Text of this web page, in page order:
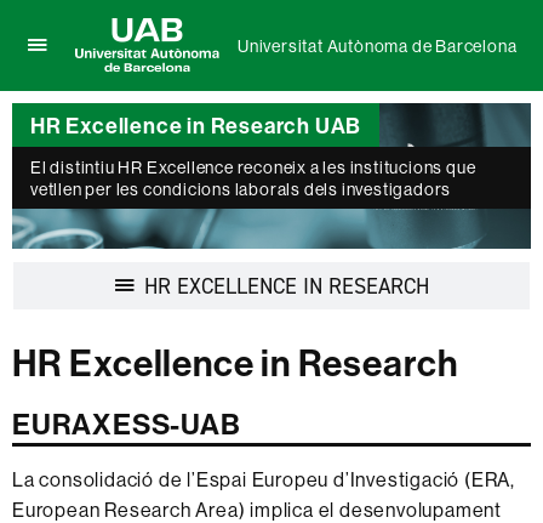
per
desplegar
el
menú
de
Universitat
Autònoma
Barcelona
Universitat
Autònoma
de
Barcelona
Universitat Autònoma de Barcelona
HR Excellence in Research UAB
El distintiu HR Excellence reconeix a les institucions que
vetllen per les condicions laborals dels investigadors
HR EXCELLENCE IN RESEARCHDesplegar
HR Excellence in Research
EURAXESS-UAB
La consolidació de l’Espai Europeu d’Investigació (ERA,
European Research Area) implica el desenvolupament